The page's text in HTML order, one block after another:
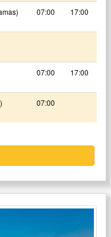
07:00 17:00
07:00 17:00
07:00